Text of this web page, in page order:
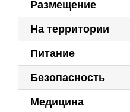
Размещение
На территории
Питание
Безопасность
Медицина